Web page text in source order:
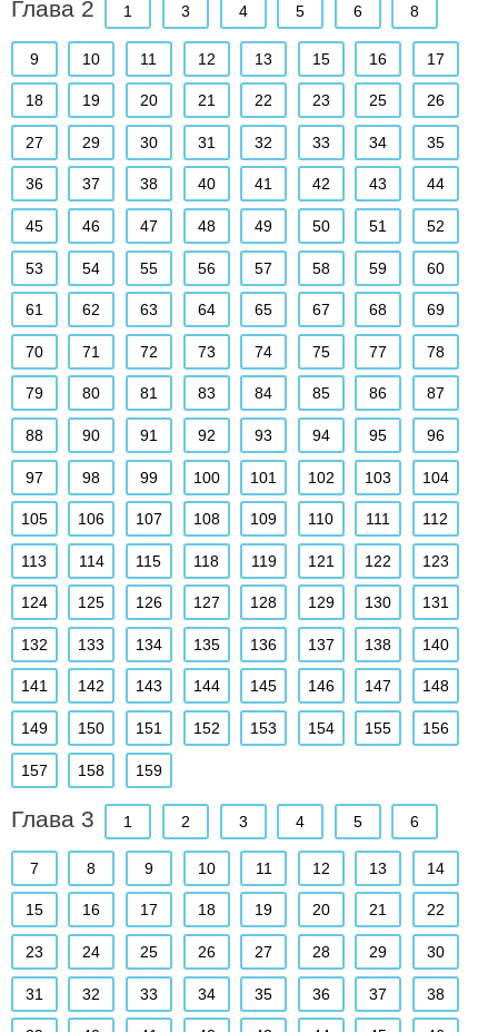
Глава 2 1 3 4 5 6 8
9 10 11 12 13 15 16 17
18 19 20 21 22 23 25 26
27 29 30 31 32 33 34 35
36 37 38 40 41 42 43 44
45 46 47 48 49 50 51 52
53 54 55 56 57 58 59 60
61 62 63 64 65 67 68 69
70 71 72 73 74 75 77 78
79 80 81 83 84 85 86 87
88 90 91 92 93 94 95 96
97 98 99 100 101 102 103 104
105 106 107 108 109 110 111 112
113 114 115 118 119 121 122 123
124 125 126 127 128 129 130 131
132 133 134 135 136 137 138 140
141 142 143 144 145 146 147 148
149 150 151 152 153 154 155 156
157 158 159
Глава 3 1 2 3 4 5 6
7 8 9 10 11 12 13 14
15 16 17 18 19 20 21 22
23 24 25 26 27 28 29 30
31 32 33 34 35 36 37 38